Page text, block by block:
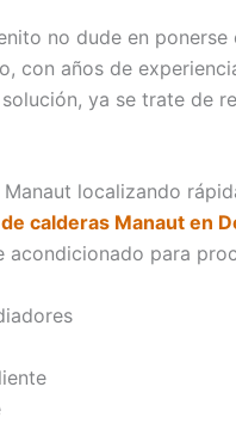
no dude en
con años de
ya se trate de
localizando
calderas Manaut en
para